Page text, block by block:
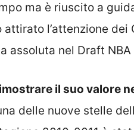
ma è riuscito a
l’attenzione dei
assoluta nel Draft
il suo valore
delle nuove stelle